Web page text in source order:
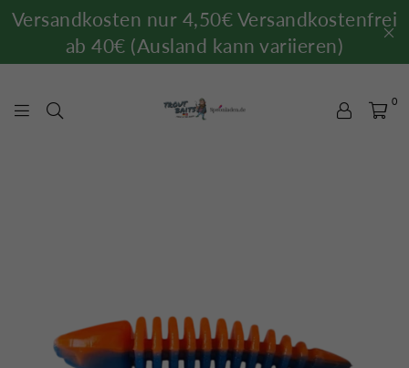
Versandkosten nur 4,50€ Versandkostenfrei
ab 40€ (Ausland kann variieren)
0